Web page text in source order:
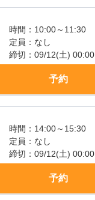
時間：10:00～11:30
定員：なし
締切：09/12(土) 00:00
予約
時間：14:00～15:30
定員：なし
締切：09/12(土) 00:00
予約